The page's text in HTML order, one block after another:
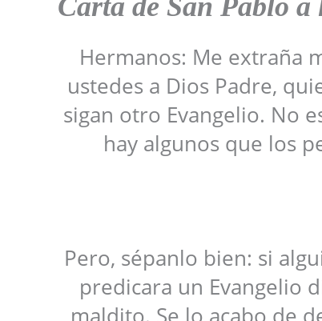
Carta de San Pablo a
Hermanos: Me extraña
ustedes a Dios Padre,
sigan otro Evangelio. No
hay algunos que los
Pero, sépanlo bien: si
predicara un Evangelio
maldito. Se lo acabo de